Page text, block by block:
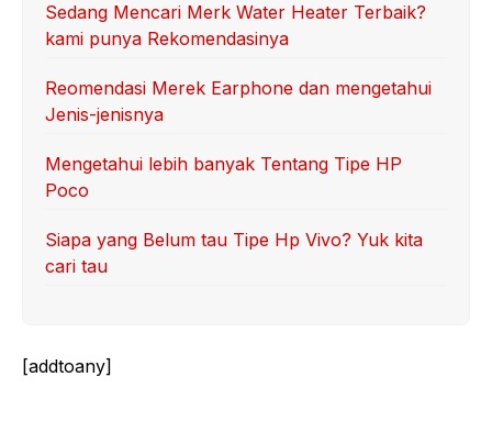
Sedang Mencari Merk Water Heater Terbaik?
kami punya Rekomendasinya
Reomendasi Merek Earphone dan mengetahui
Jenis-jenisnya
Mengetahui lebih banyak Tentang Tipe HP
Poco
Siapa yang Belum tau Tipe Hp Vivo? Yuk kita
cari tau
[addtoany]